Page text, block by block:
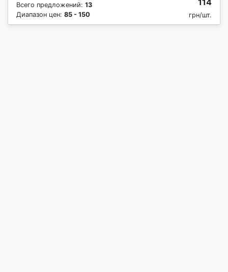
Всего предложений: 13
Диапазон цен: 85 - 150 грн/шт.